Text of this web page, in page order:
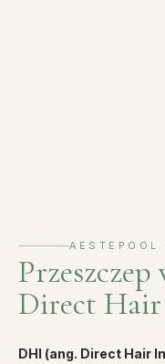
AESTEPOOL
Przeszczep
Direct
DHI (ang. Direct Hair